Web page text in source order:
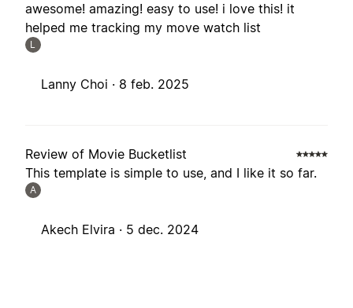
awesome! amazing! easy to use! i love this! it
helped me tracking my move watch list
L
Lanny Choi · 8 feb. 2025
Review of Movie Bucketlist
This template is simple to use, and I like it so far.
A
Akech Elvira · 5 dec. 2024